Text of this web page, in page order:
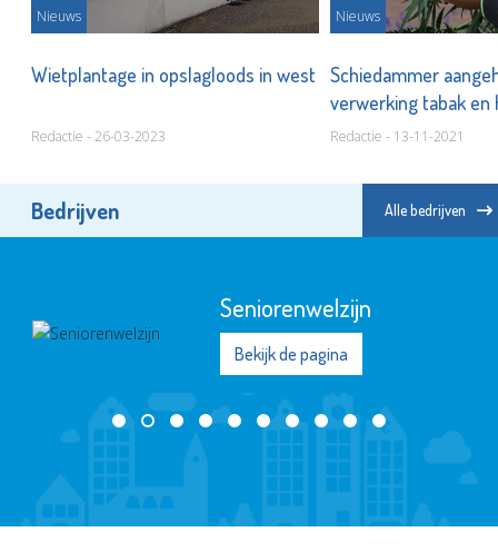
Nieuws
Wietplantage in opslagloods in west
Redactie - 26-03-2023
Nieuws
Schiedammer
verwerking tabak
Redactie - 13-11-2021
Bedrijven Alle bedrijven
Seniorenwelzijn
Bekijk de pagina